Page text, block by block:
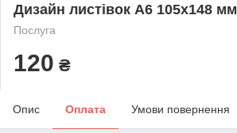
Дизайн листівок А6 105х148 мм
Послуга
120 ₴
Опис Оплата Умови повернення